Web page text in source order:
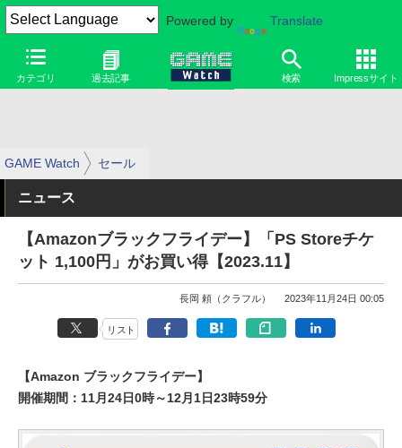
Powered by Translate
カテゴリ 過去記事 検索 Impressサイト
GAME Watch セール
ニュース
【Amazonブラックフライデー】「PS Storeチケ
ット 1,100円」がお買い得【2023.11】
長岡 頼（クラフル） 2023年11月24日 00:05
リスト
【Amazon ブラックフライデー】
開催期間：11月24日0時～12月1日23時59分